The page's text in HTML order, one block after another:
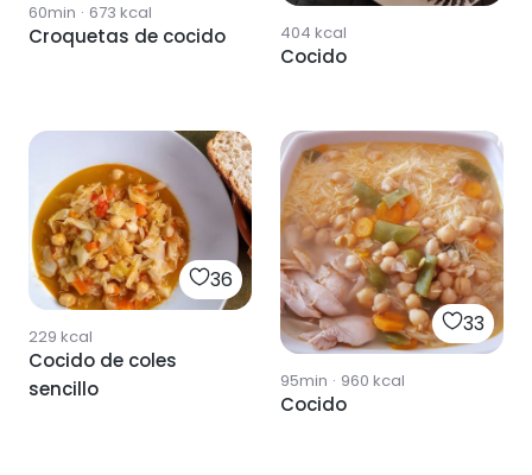
60min · 673 kcal
Croquetas de cocido 404 kcal
Cocido
36
229 kcal
Cocido de coles
sencillo
33
95min · 960 kcal
Cocido